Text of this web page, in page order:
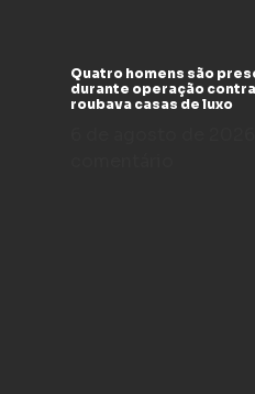
Quatro homens são
durante operação
roubava casas de luxo